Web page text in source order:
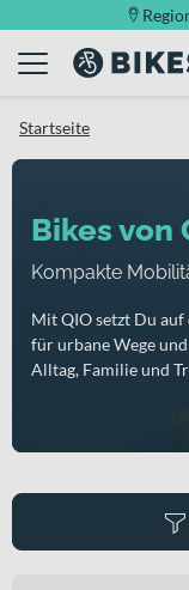
Startseite
Bikes von
Kompakte
Mit QIO setzt Du
für urbane Wege
Alltag, Familie und